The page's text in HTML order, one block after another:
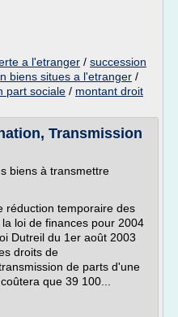
a l'etranger / succession
biens situes a l'etranger /
part sociale / montant droit
Transmission
biens à transmettre
réduction temporaire des
loi de finances pour 2004
Dutreil du 1er août 2003
droits de
de parts d'une
que 39 100...